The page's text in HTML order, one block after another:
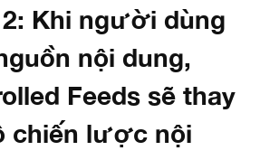
Khi người dùng
nội dung,
Feeds sẽ thay
chiến lược nội